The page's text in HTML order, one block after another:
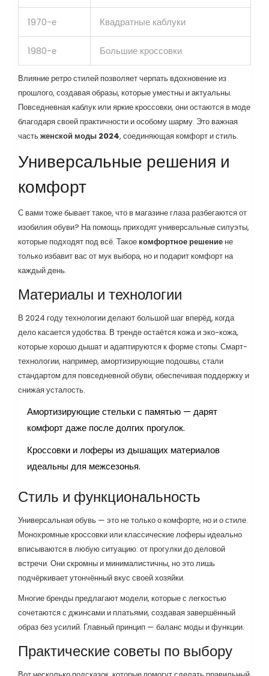
1970-е Квадратные каблуки
1980-е Большие кроссовки
Влияние ретро стилей позволяет черпать вдохновение из
прошлого, создавая образы, которые уместны и актуальны.
Повседневная каблук или яркие кроссовки, они остаются в моде
благодаря своей практичности и особому шарму. Это важная
частьженской моды 2024, соединяющая комфорт и стиль.
Универсальные решения и
комфорт
С вами тоже бывает такое, что в магазине глаза разбегаются от
изобилия обуви? На помощь приходят универсальные силуэты,
которые подходят под всё. Такое комфортное решение не
только избавит вас от мук выбора, но и подарит комфорт на
каждый день.
Материалы и технологии
В 2024 году технологии делают большой шаг вперёд, когда
дело касается удобства. В тренде остаётся кожа и эко-кожа,
которые хорошо дышат и адаптируются к форме стопы. Смарт-
технологии, например, амортизирующие подошвы, стали
стандартом для повседневной обуви, обеспечивая поддержку и
снижая усталость.
Амортизирующие стельки с памятью — дарят
комфорт даже после долгих прогулок.
Кроссовки и лоферы из дышащих материалов
идеальны для межсезонья.
Стиль и функциональность
Универсальная обувь — это не только о комфорте, но и о стиле.
Монохромные кроссовки или классические лоферы идеально
вписываются в любую ситуацию: от прогулки до деловой
встречи. Они скромны и минималистичны, но это лишь
подчёркивает утончённый вкус своей хозяйки.
Многие бренды предлагают модели, которые с легкостью
сочетаются с джинсами и платьями, создавая завершённый
образ без усилий. Главный принцип — баланс моды и функции.
Практические советы по выбору